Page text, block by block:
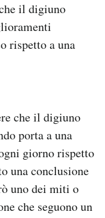
il digiuno
rispetto a una
che il digiuno
porta a una
giorno rispetto
una conclusione
uno dei miti o
che seguono un